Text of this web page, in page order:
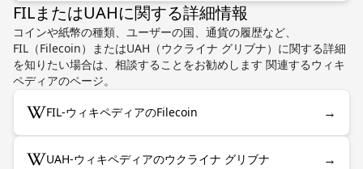
FILまたはUAHに関する詳細情報
コインや紙幣の種類、ユーザーの国、通貨の履歴など、
FIL（Filecoin）またはUAH（ウクライナ グリブナ）に関する詳細
を知りたい場合は、相談することをお勧めします 関連するウィキ
ペディアのページ。
FIL-ウィキペディアのFilecoin →
UAH-ウィキペディアのウクライナ グリブナ →